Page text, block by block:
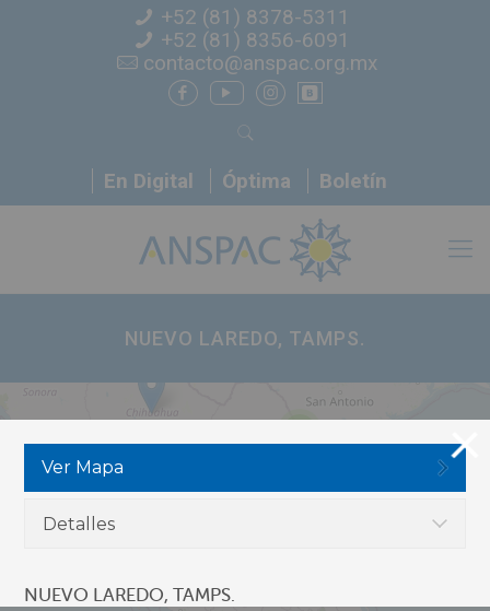
+52 (81) 8378-5311
+52 (81) 8356-6091
contacto@anspac.org.mx
En Digital Óptima Boletín
NUEVO LAREDO, TAMPS.
Ver Mapa
Detalles
NUEVO LAREDO, TAMPS.